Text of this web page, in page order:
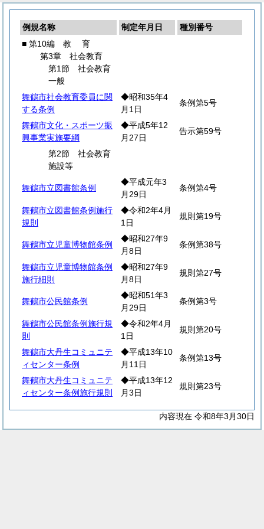
例規名称 制定年月日
種別番号
■ 第10編 教 育
第3章 社会教育
第1節 社会教育
一般
舞鶴市社会教育委員に関
する条例
◆昭和35年4
月1日
条例第5号
舞鶴市文化・スポーツ振
興事業実施要綱
◆平成5年12
月27日
告示第59号
第2節 社会教育
施設等
舞鶴市立図書館条例
◆平成元年3
月29日
条例第4号
舞鶴市立図書館条例施行
規則
◆令和2年4月
1日
規則第19号
舞鶴市立児童博物館条例
◆昭和27年9
月8日
条例第38号
舞鶴市立児童博物館条例
施行細則
◆昭和27年9
月8日
規則第27号
舞鶴市公民館条例
◆昭和51年3
月29日
条例第3号
舞鶴市公民館条例施行規
則
◆令和2年4月
1日
規則第20号
舞鶴市大丹生コミュニテ
ィセンター条例
◆平成13年10
月11日
条例第13号
舞鶴市大丹生コミュニテ
ィセンター条例施行規則
◆平成13年12
月3日
規則第23号
内容現在 令和8年3月30日